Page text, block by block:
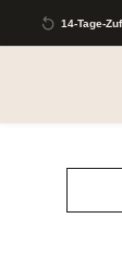
Zum 14-Tage-